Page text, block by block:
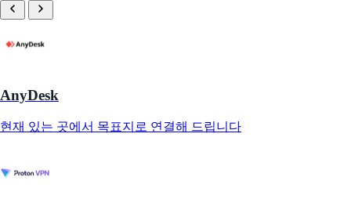
AnyDesk
현재 있는 곳에서 목표지로 연결해 드립니다